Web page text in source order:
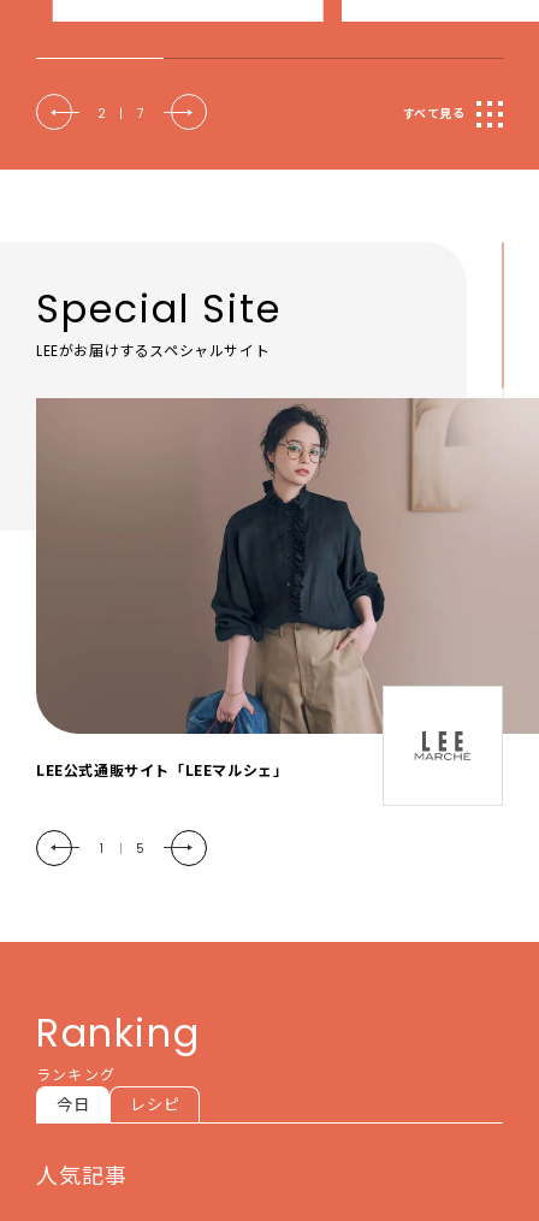
2 | 7 すべて見る
Special Site
LEEがお届けするスペシャルサイト
「LEE DAYS」本物志向にときめく。大人カ
2 | 5
Ranking
ランキング
今日 レシピ
人気記事